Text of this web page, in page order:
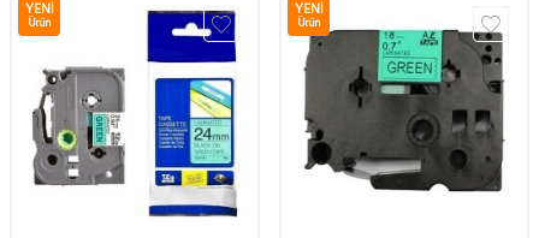
YENI
Ürün
YENI
Ürün